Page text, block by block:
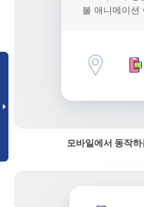
불 애니메이션
모바일에서 동작